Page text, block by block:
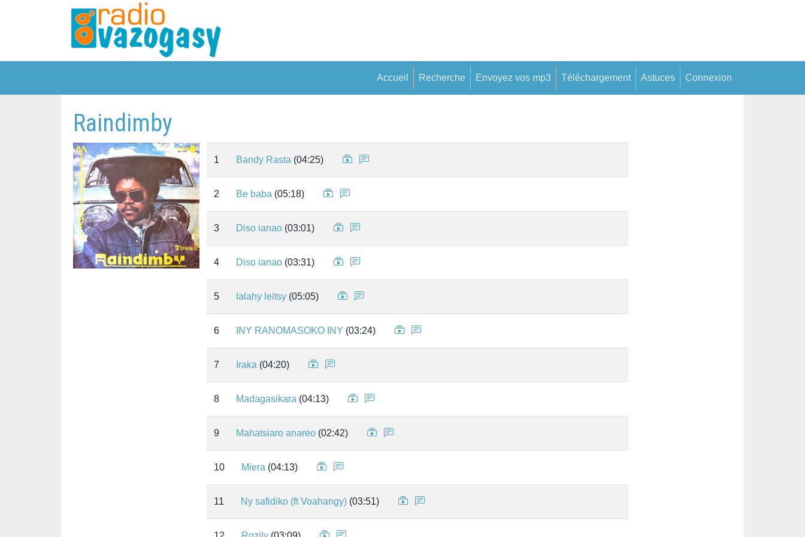
Accueil Recherche Envoyez vos mp3 Téléchargement Astuces Connexion
Raindimby
1 Bandy Rasta (04:25)
2 Be baba (05:18)
3 Diso ianao(03:01)
4 Diso ianao(03:31)
5 Ialahy leitsy(05:05)
6 INY RANOMASOKO INY (03:24)
7 Iraka (04:20)
8 Madagasikara (04:13)
9 Mahatsiaro anareo(02:42)
10 Miera (04:13)
11 Ny safidiko (ft Voahangy)(03:51)